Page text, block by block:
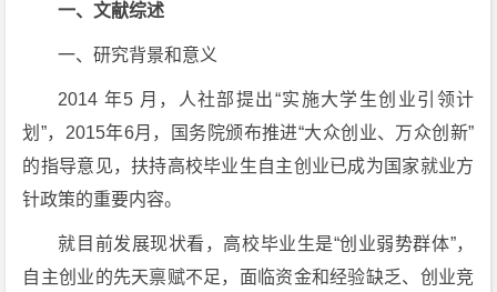
一、文献综述
一、研究背景和意义
2014 年5 月，人社部提出“实施大学生创业引领计
划”，2015年6月，国务院颁布推进“大众创业、万众创新”
的指导意见，扶持高校毕业生自主创业已成为国家就业方
针政策的重要内容。
就目前发展现状看，高校毕业生是“创业弱势群体”，
自主创业的先天禀赋不足，面临资金和经验缺乏、创业竞